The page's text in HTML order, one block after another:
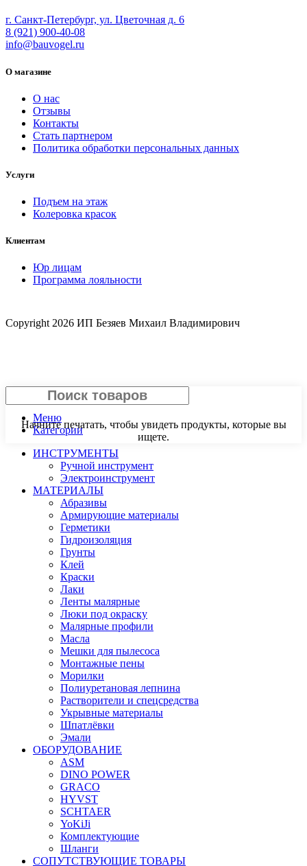
г. Санкт-Петербург, ул. Цветочная д. 6
8 (921) 900-40-08
info@bauvogel.ru
О магазине
О нас
Отзывы
Контакты
Стать партнером
Политика обработки персональных данных
Услуги
Подъем на этаж
Колеровка красок
Клиентам
Юр лицам
Программа лояльности
Copyright 2026 ИП Безяев Михаил Владимирович
Начните печатать, чтобы увидеть продукты, которые вы
ищете.
Поиск
Меню
Категории
ИНСТРУМЕНТЫ
Ручной инструмент
Электроинструмент
МАТЕРИАЛЫ
Абразивы
Армирующие материалы
Герметики
Гидроизоляция
Грунты
Клей
Краски
Лаки
Ленты малярные
Люки под окраску
Малярные профили
Масла
Мешки для пылесоса
Монтажные пены
Морилки
Полиуретановая лепнина
Растворители и спецсредства
Укрывные материалы
Шпатлёвки
Эмали
ОБОРУДОВАНИЕ
ASM
DINO POWER
GRACO
HYVST
SCHTAER
YoKiJi
Комплектующие
Шланги
СОПУТСТВУЮЩИЕ ТОВАРЫ